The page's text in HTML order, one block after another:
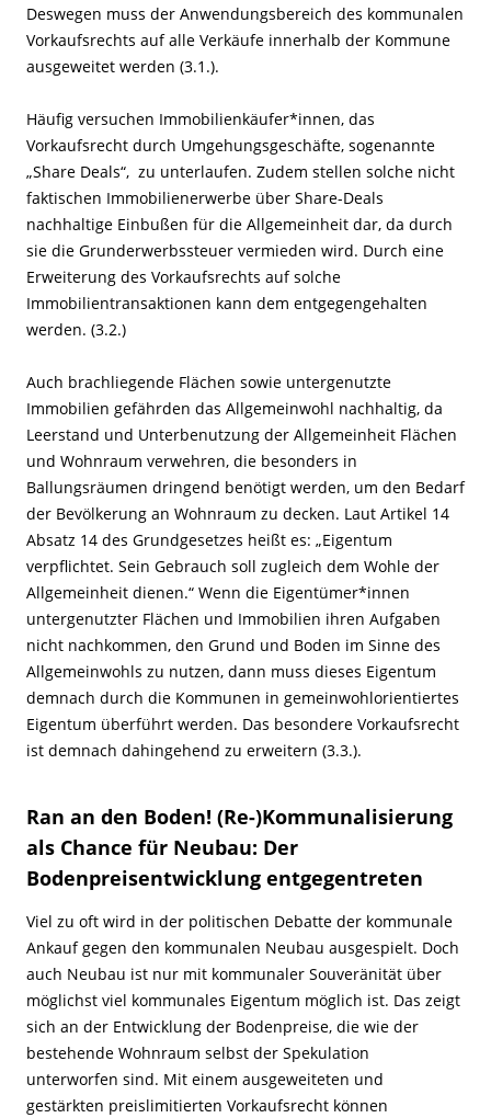
Deswegen muss der Anwendungsbereich des kommunalen
Vorkaufsrechts auf alle Verkäufe innerhalb der Kommune
ausgeweitet werden (3.1.).
Häufig versuchen Immobilienkäufer*innen, das
Vorkaufsrecht durch Umgehungsgeschäfte, sogenannte
„Share Deals“, zu unterlaufen. Zudem stellen solche nicht
faktischen Immobilienerwerbe über Share-Deals
nachhaltige Einbußen für die Allgemeinheit dar, da durch
sie die Grunderwerbssteuer vermieden wird. Durch eine
Erweiterung des Vorkaufsrechts auf solche
Immobilientransaktionen kann dem entgegengehalten
werden. (3.2.)
Auch brachliegende Flächen sowie untergenutzte
Immobilien gefährden das Allgemeinwohl nachhaltig, da
Leerstand und Unterbenutzung der Allgemeinheit Flächen
und Wohnraum verwehren, die besonders in
Ballungsräumen dringend benötigt werden, um den Bedarf
der Bevölkerung an Wohnraum zu decken. Laut Artikel 14
Absatz 14 des Grundgesetzes heißt es: „Eigentum
verpflichtet. Sein Gebrauch soll zugleich dem Wohle der
Allgemeinheit dienen.“ Wenn die Eigentümer*innen
untergenutzter Flächen und Immobilien ihren Aufgaben
nicht nachkommen, den Grund und Boden im Sinne des
Allgemeinwohls zu nutzen, dann muss dieses Eigentum
demnach durch die Kommunen in gemeinwohlorientiertes
Eigentum überführt werden. Das besondere Vorkaufsrecht
ist demnach dahingehend zu erweitern (3.3.).
Ran an den Boden! (Re-)Kommunalisierung
als Chance für Neubau: Der
Bodenpreisentwicklung entgegentreten
Viel zu oft wird in der politischen Debatte der kommunale
Ankauf gegen den kommunalen Neubau ausgespielt. Doch
auch Neubau ist nur mit kommunaler Souveränität über
möglichst viel kommunales Eigentum möglich ist. Das zeigt
sich an der Entwicklung der Bodenpreise, die wie der
bestehende Wohnraum selbst der Spekulation
unterworfen sind. Mit einem ausgeweiteten und
gestärkten preislimitierten Vorkaufsrecht können